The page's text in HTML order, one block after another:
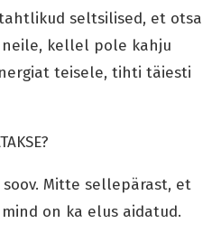
seltsilised, et otsa
kellel pole kahju
teisele, tihti täiesti
Mitte sellepärast, et
on ka elus aidatud.